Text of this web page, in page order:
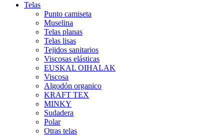
Telas
Punto camiseta
Muselina
Telas planas
Telas lisas
Tejidos sanitarios
Viscosas elásticas
EUSKAL OIHALAK
Viscosa
Algodón organico
KRAFT TEX
MINKY
Sudadera
Polar
Otras telas